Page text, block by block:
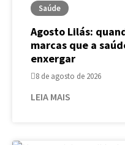
Saúde
Agosto Lilás:
marcas que a
enxergar
8 de agosto de 2026
LEIA MAIS